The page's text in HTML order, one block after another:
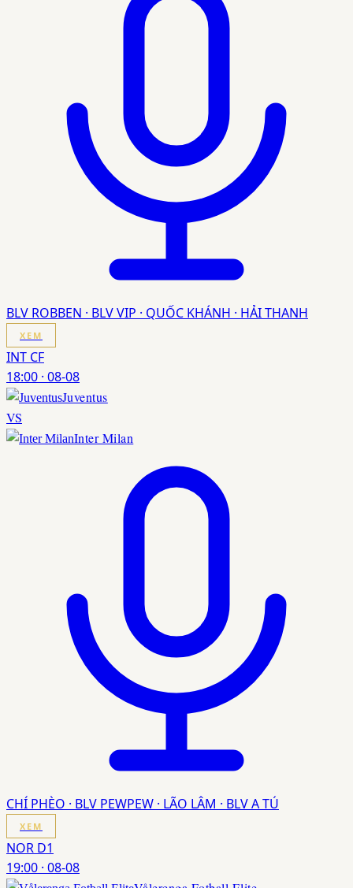
BLV ROBBEN · BLV VIP · QUỐC KHÁNH · HẢI THANH
XEM
INT CF
18:00 · 08-08
Juventus
VS
Inter Milan
CHÍ PHÈO · BLV PEWPEW · LÃO LÂM · BLV A TÚ
XEM
NOR D1
19:00 · 08-08